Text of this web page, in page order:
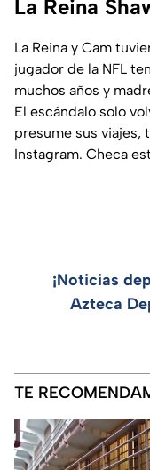
La Reina
La Reina y Cam
jugador de la NFL
muchos años y
El escándalo solo
presume sus viajes,
Instagram. Checa
¡Noticias
Azteca
TE